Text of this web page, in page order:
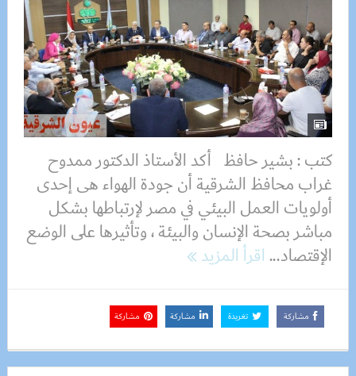
كتب : بشير حافظ أكد الأستاذ الدكتور ممدوح
غراب محافظ الشرقية أن جودة الهواء هى إحدى
أولويات العمل البيئي في مصر لإرتباطها بشكل
مباشر بصحة الإنسان والبيئة ، وتأثيرها على الوضع
الإقتصاد...اقرأ المزيد
مشاركة تغريدة مشاركة مشاركة